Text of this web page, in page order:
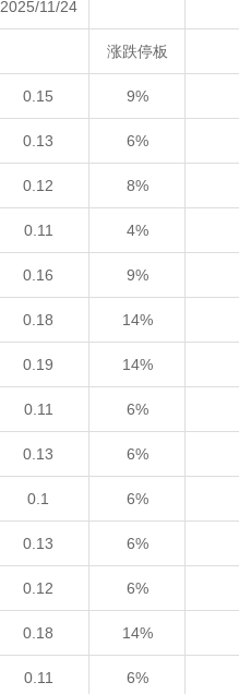
2025/11/24
涨跌停板
0.15 9%
0.13 6%
0.12 8%
0.11 4%
0.16 9%
0.18 14%
0.19 14%
0.11 6%
0.13 6%
0.1 6%
0.13 6%
0.12 6%
0.18 14%
0.11 6%